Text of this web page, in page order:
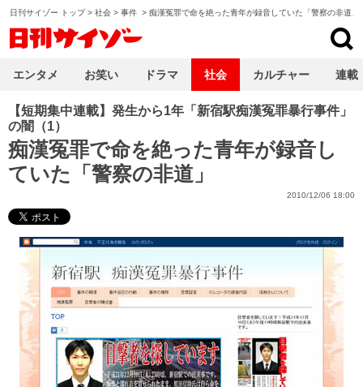
日刊サイゾー トップ> 社会 > 事件 > 痴漢冤罪で命を絶った青年が録音していた「警察の非道」
【短期集中連載】発生から1年「新宿駅痴漢冤罪暴行事件」
の闇（1）
痴漢冤罪で命を絶った青年が録音し
ていた「警察の非道」
2010/12/06 18:00
エンタメ お笑い ドラマ 社会 カルチャー 連載